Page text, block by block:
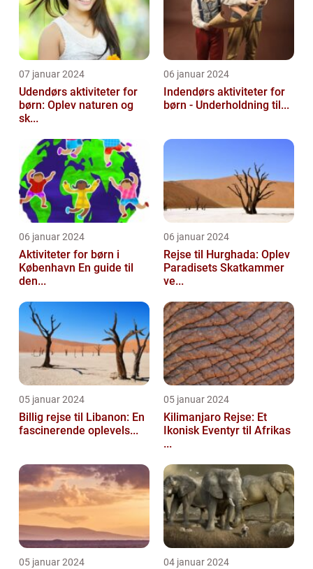
07 januar 2024
Udendørs aktiviteter for
børn: Oplev naturen og
sk...
06 januar 2024
Indendørs aktiviteter for
børn - Underholdning til...
06 januar 2024
Aktiviteter for børn i
København En guide til
den...
06 januar 2024
Rejse til Hurghada: Oplev
Paradisets Skatkammer
ve...
05 januar 2024
Billig rejse til Libanon: En
fascinerende oplevels...
05 januar 2024
Kilimanjaro Rejse: Et
Ikonisk Eventyr til Afrikas
...
05 januar 2024 04 januar 2024